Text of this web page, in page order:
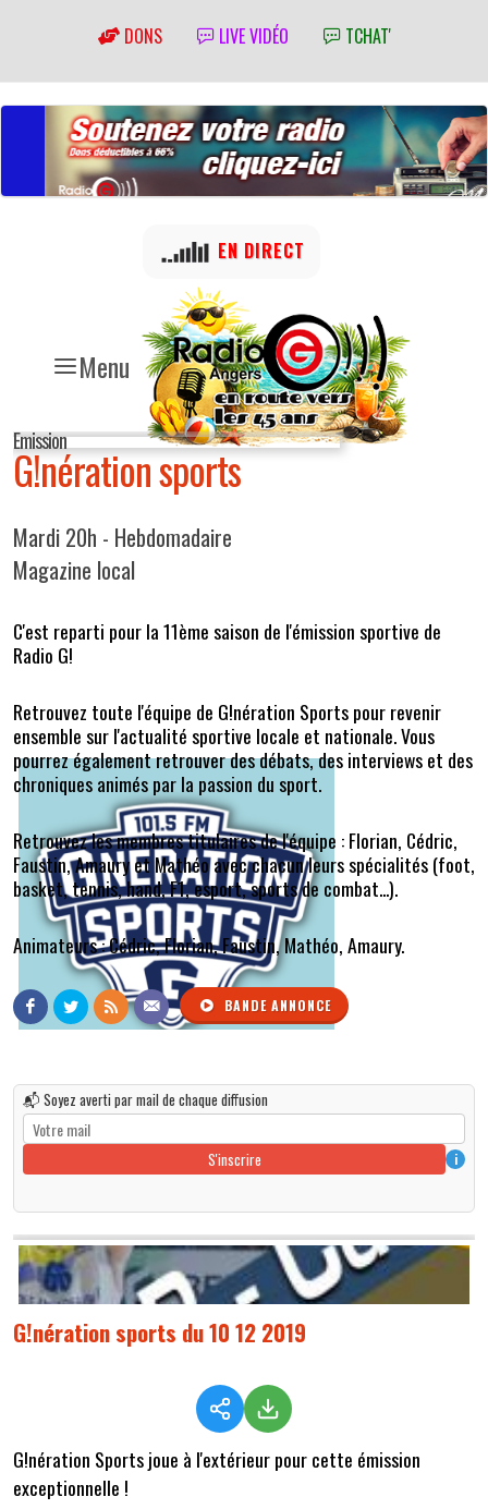
DONS LIVE VIDÉO TCHAT'
Menu
EN DIRECT
Emission
G!nération sports
Mardi 20h - Hebdomadaire
Magazine local
C'est reparti pour la 11ème saison de l'émission sportive de
Radio G!
Retrouvez toute l'équipe de G!nération Sports pour revenir
ensemble sur l'actualité sportive locale et nationale. Vous
pourrez également retrouver des débats, des interviews et des
chroniques animés par la passion du sport.
Retrouvez les membres titulaires de l'équipe : Florian, Cédric,
Faustin, Amaury et Mathéo avec chacun leurs spécialités (foot,
basket, tennis, hand, F1, esport, sports de combat...).
Animateurs : Cédric, Florian, Faustin, Mathéo, Amaury.
BANDE ANNONCE
📬 Soyez averti par mail de chaque diffusion
S'inscrire i
G!nération sports du 10 12 2019
G!nération Sports joue à l'extérieur pour cette émission
exceptionnelle !